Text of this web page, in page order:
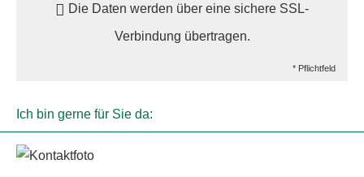
Die Daten werden über eine sichere SSL-
Verbindung übertragen.
* Pflichtfeld
Ich bin gerne für Sie da: